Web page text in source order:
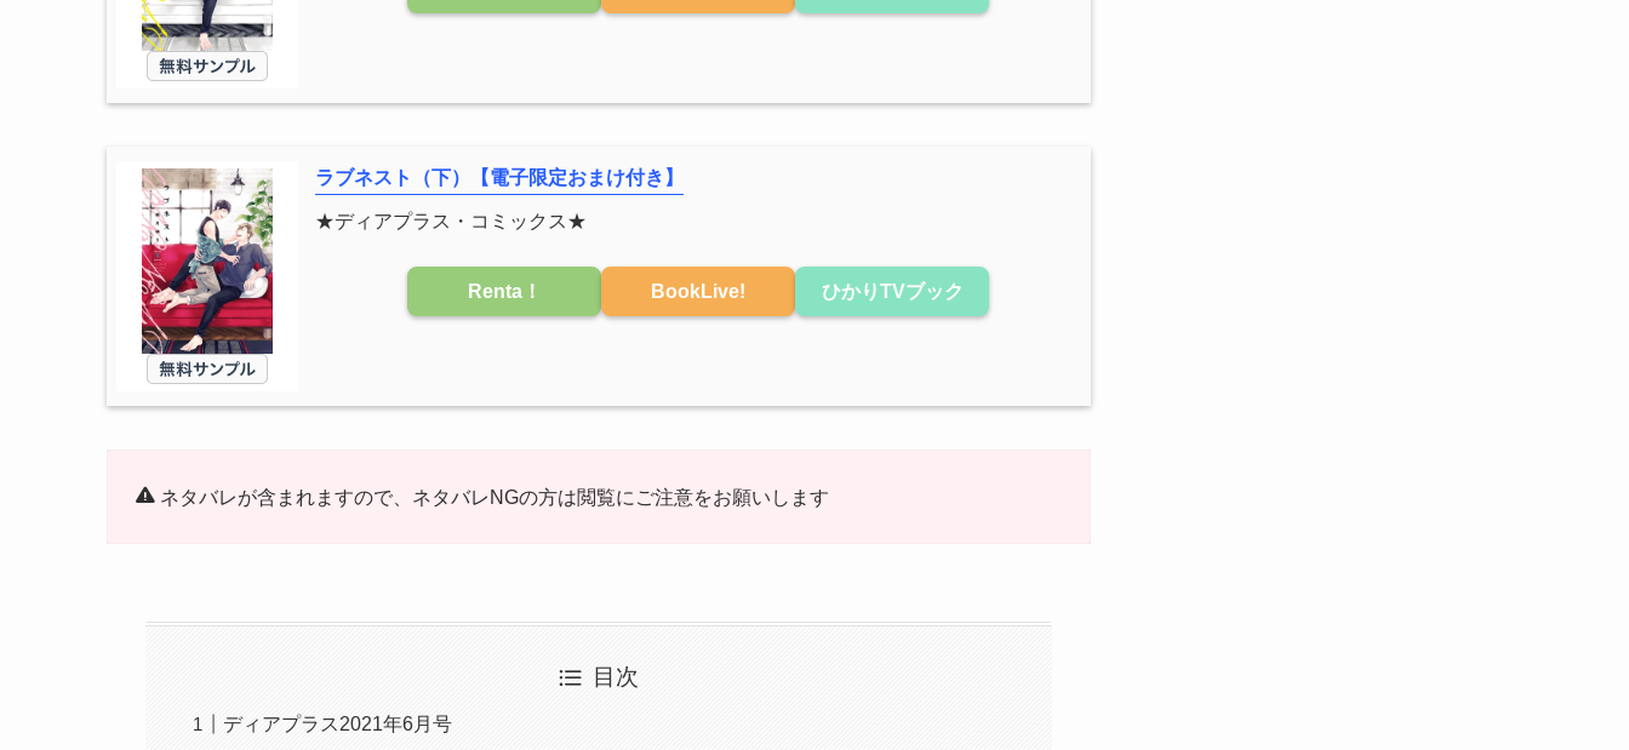
ラブネスト（下）【電子限定おまけ付き】
★ディアプラス・コミックス★
Renta！ BookLive! ひかりTVブック
ネタバレが含まれますので、ネタバレNGの方は閲覧にご注意をお願いします
目次
ディアプラス2021年6月号